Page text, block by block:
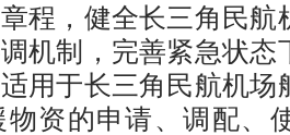
程，健全长三角民航
机制，完善紧急状态
用于长三角民航机场
资的申请、调配、